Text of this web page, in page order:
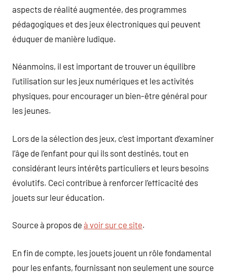
aspects de réalité augmentée, des programmes
pédagogiques et des jeux électroniques qui peuvent
éduquer de manière ludique.
Néanmoins, il est important de trouver un équilibre
l’utilisation sur les jeux numériques et les activités
physiques, pour encourager un bien-être général pour
les jeunes.
Lors de la sélection des jeux, c’est important d’examiner
l’âge de l’enfant pour qui ils sont destinés, tout en
considérant leurs intérêts particuliers et leurs besoins
évolutifs. Ceci contribue à renforcer l’efficacité des
jouets sur leur éducation.
Source à propos de à voir sur ce site.
En fin de compte, les jouets jouent un rôle fondamental
pour les enfants, fournissant non seulement une source